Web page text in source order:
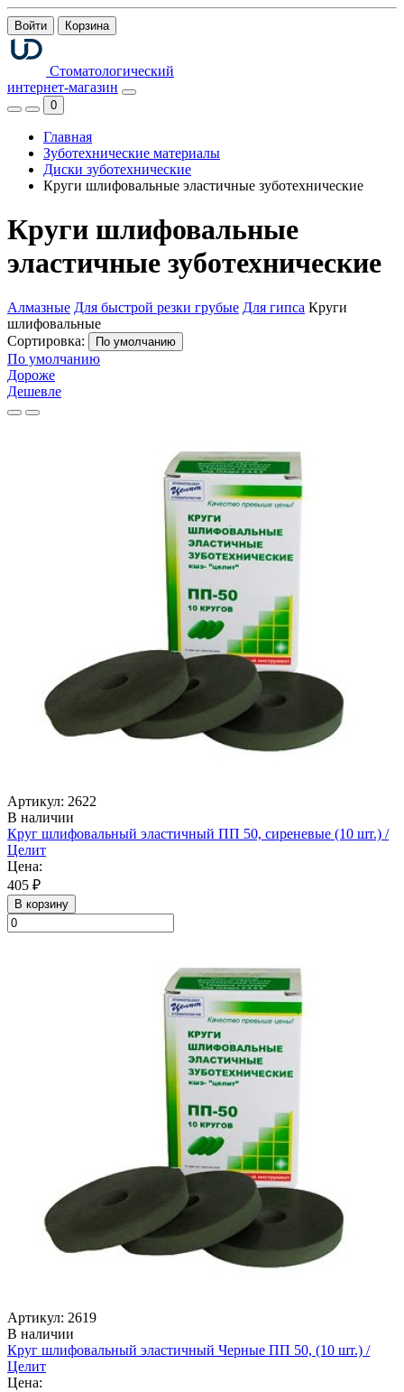
Войти Корзина
Стоматологический
интернет-магазин
0
Главная
Зуботехнические материалы
Диски зуботехнические
Круги шлифовальные эластичные зуботехнические
Круги шлифовальные
эластичные зуботехнические
Алмазные Для быстрой резки грубые Для гипса Круги
шлифовальные
Сортировка:
По умолчанию
По умолчанию
Дороже
Дешевле
Артикул: 2622
В наличии
Круг шлифовальный эластичный ПП 50, сиреневые (10 шт.) /
Целит
Цена:
405 ₽
В корзину
Артикул: 2619
В наличии
Круг шлифовальный эластичный Черные ПП 50, (10 шт.) /
Целит
Цена: